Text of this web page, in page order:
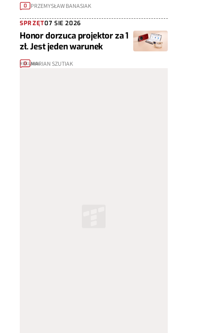
0 PRZEMYSŁAW BANASIAK
SPRZĘT07 SIE 2026
Honor dorzuca projektor za 1
zł. Jest jeden warunek
0 MARIAN SZUTIAK